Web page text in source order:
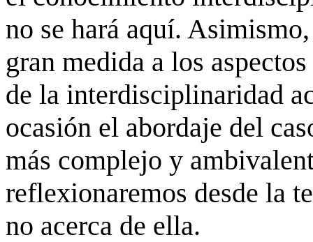
no se hará aquí.
gran medida a los
de la interdisciplinaridad
ocasión el abordaje del
más complejo y
reflexionaremos desde la
no acerca de ella.